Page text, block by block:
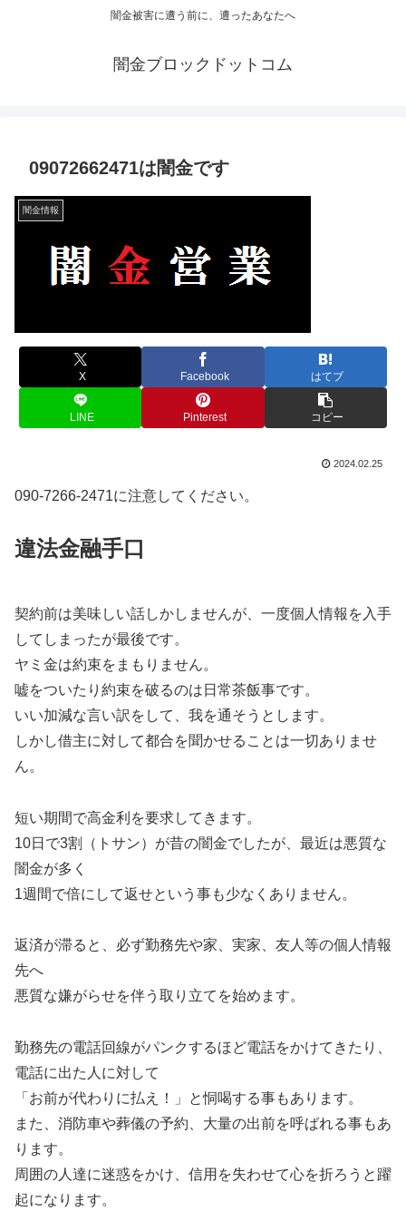
闇金被害に遭う前に、遭ったあなたへ
闇金ブロックドットコム
09072662471は闇金です
闇金情報
X Facebook はてブ
LINE Pinterest コピー
2024.02.25
090-7266-2471に注意してください。
違法金融手口
契約前は美味しい話しかしませんが、一度個人情報を入手
してしまったが最後です。
ヤミ金は約束をまもりません。
嘘をついたり約束を破るのは日常茶飯事です。
いい加減な言い訳をして、我を通そうとします。
しかし借主に対して都合を聞かせることは一切ありませ
ん。
短い期間で高金利を要求してきます。
10日で3割（トサン）が昔の闇金でしたが、最近は悪質な
闇金が多く
1週間で倍にして返せという事も少なくありません。
返済が滞ると、必ず勤務先や家、実家、友人等の個人情報
先へ
悪質な嫌がらせを伴う取り立てを始めます。
勤務先の電話回線がパンクするほど電話をかけてきたり、
電話に出た人に対して
「お前が代わりに払え！」と恫喝する事もあります。
また、消防車や葬儀の予約、大量の出前を呼ばれる事もあ
ります。
周囲の人達に迷惑をかけ、信用を失わせて心を折ろうと躍
起になります。